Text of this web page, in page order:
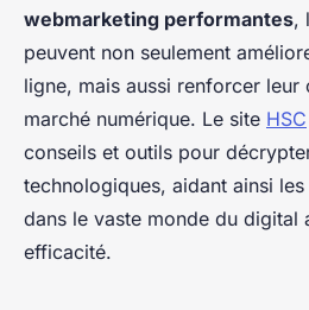
webmarketing performantes,
peuvent non seulement
ligne, mais aussi renforcer
marché numérique. Le site HSC
conseils et outils pour
technologiques, aidant ainsi
dans le vaste monde du digital
efficacité.